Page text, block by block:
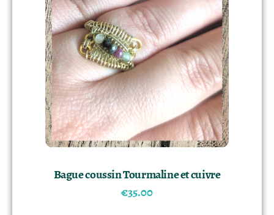
Bague coussin Tourmaline et cuivre
€35.00